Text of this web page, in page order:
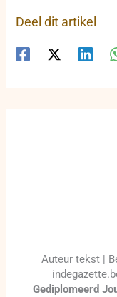
Deel dit artikel
Auteur tekst |
Gediplomeerd